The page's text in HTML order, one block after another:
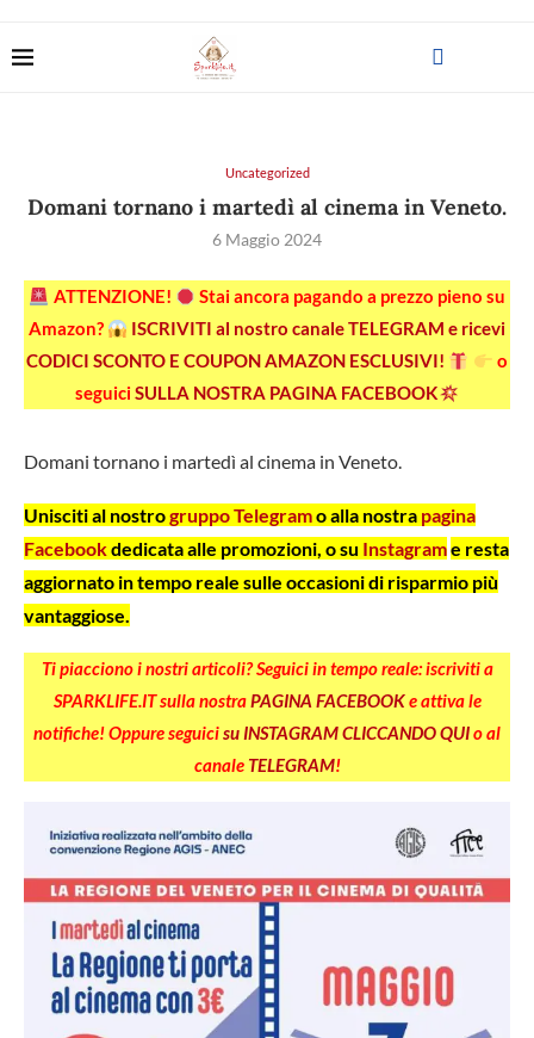
Uncategorized
Domani tornano i martedì al cinema in Veneto.
6 Maggio 2024
ATTENZIONE!
Stai ancora pagando a prezzo pieno su
Amazon?
ISCRIVITI al nostro canale TELEGRAM e ricevi
CODICI SCONTO E COUPON AMAZON ESCLUSIVI!
o
seguiciSULLA NOSTRA PAGINA FACEBOOK
Domani tornano i martedì al cinema in Veneto.
Unisciti al nostrogruppo Telegramo alla nostra pagina
Facebookdedicata alle promozioni, o su Instagrame resta
aggiornato in tempo reale sulle occasioni di risparmio più
vantaggiose.
Ti piacciono i nostri articoli? Seguici in tempo reale: iscriviti a
SPARKLIFE.IT sulla nostraPAGINA FACEBOOKe attiva le
notifiche! Oppure seguicisu INSTAGRAM CLICCANDO QUIo al
canale TELEGRAM!